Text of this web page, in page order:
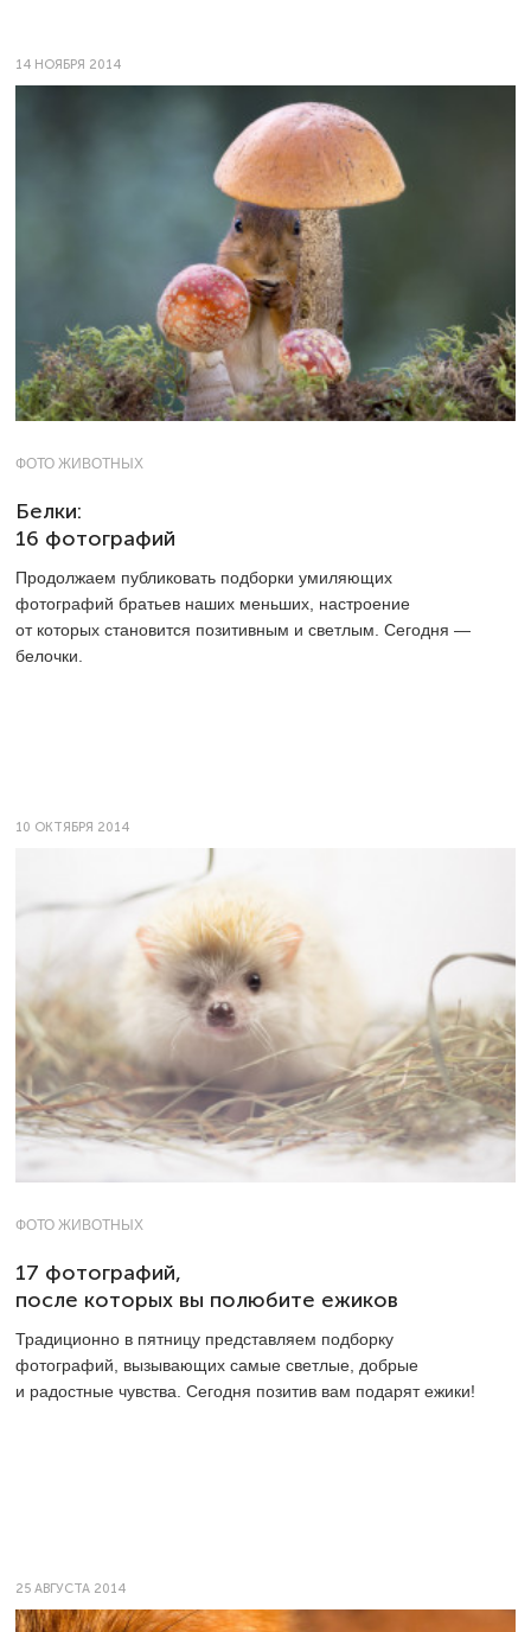
14 НОЯБРЯ 2014
ФОТО ЖИВОТНЫХ
Белки:
16 фотографий
Продолжаем публиковать подборки умиляющих
фотографий братьев наших меньших, настроение
от которых становится позитивным и светлым. Сегодня —
белочки.
10 ОКТЯБРЯ 2014
ФОТО ЖИВОТНЫХ
17 фотографий,
после которых вы полюбите ежиков
Традиционно в пятницу представляем подборку
фотографий, вызывающих самые светлые, добрые
и радостные чувства. Сегодня позитив вам подарят ежики!
25 АВГУСТА 2014